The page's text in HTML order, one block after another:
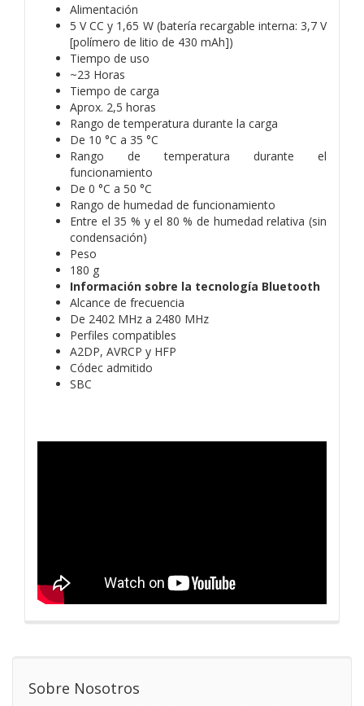
Alimentación
5 V CC y 1,65 W (batería recargable interna: 3,7 V
[polímero de litio de 430 mAh])
Tiempo de uso
~23 Horas
Tiempo de carga
Aprox. 2,5 horas
Rango de temperatura durante la carga
De 10 °C a 35 °C
Rango de temperatura durante el
funcionamiento
De 0 °C a 50 °C
Rango de humedad de funcionamiento
Entre el 35 % y el 80 % de humedad relativa (sin
condensación)
Peso
180 g
Información sobre la tecnología Bluetooth
Alcance de frecuencia
De 2402 MHz a 2480 MHz
Perfiles compatibles
A2DP, AVRCP y HFP
Códec admitido
SBC
Sobre Nosotros